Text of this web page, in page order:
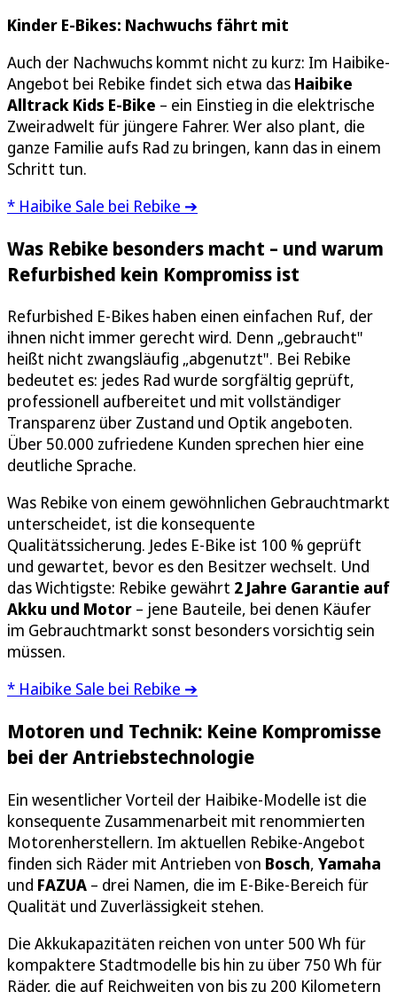
Kinder E-Bikes: Nachwuchs fährt mit
Auch der Nachwuchs kommt nicht zu kurz: Im Haibike-
Angebot bei Rebike findet sich etwa das Haibike
Alltrack Kids E-Bike – ein Einstieg in die elektrische
Zweiradwelt für jüngere Fahrer. Wer also plant, die
ganze Familie aufs Rad zu bringen, kann das in einem
Schritt tun.
* Haibike Sale bei Rebike ➔
Was Rebike besonders macht – und warum
Refurbished kein Kompromiss ist
Refurbished E-Bikes haben einen einfachen Ruf, der
ihnen nicht immer gerecht wird. Denn „gebraucht"
heißt nicht zwangsläufig „abgenutzt". Bei Rebike
bedeutet es: jedes Rad wurde sorgfältig geprüft,
professionell aufbereitet und mit vollständiger
Transparenz über Zustand und Optik angeboten.
Über 50.000 zufriedene Kunden sprechen hier eine
deutliche Sprache.
Was Rebike von einem gewöhnlichen Gebrauchtmarkt
unterscheidet, ist die konsequente
Qualitätssicherung. Jedes E-Bike ist 100 % geprüft
und gewartet, bevor es den Besitzer wechselt. Und
das Wichtigste: Rebike gewährt 2 Jahre Garantie auf
Akku und Motor – jene Bauteile, bei denen Käufer
im Gebrauchtmarkt sonst besonders vorsichtig sein
müssen.
* Haibike Sale bei Rebike ➔
Motoren und Technik: Keine Kompromisse
bei der Antriebstechnologie
Ein wesentlicher Vorteil der Haibike-Modelle ist die
konsequente Zusammenarbeit mit renommierten
Motorenherstellern. Im aktuellen Rebike-Angebot
finden sich Räder mit Antrieben von Bosch, Yamaha
und FAZUA – drei Namen, die im E-Bike-Bereich für
Qualität und Zuverlässigkeit stehen.
Die Akkukapazitäten reichen von unter 500 Wh für
kompaktere Stadtmodelle bis hin zu über 750 Wh für
Räder, die auf Reichweiten von bis zu 200 Kilometern